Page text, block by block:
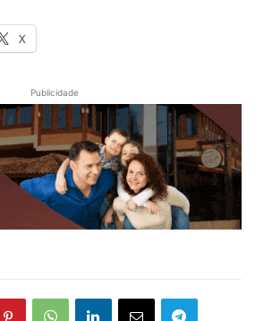
X
Publicidade